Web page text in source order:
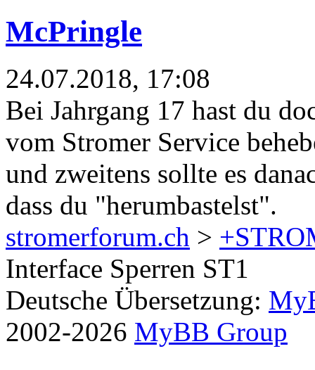
McPringle
24.07.2018, 17:08
Bei Jahrgang 17 hast du
vom Stromer Service
und zweitens sollte es
dass du "herumbastelst".
stromerforum.ch >
Interface Sperren ST1
Deutsche Übersetzung:
2002-2026 MyBB Group